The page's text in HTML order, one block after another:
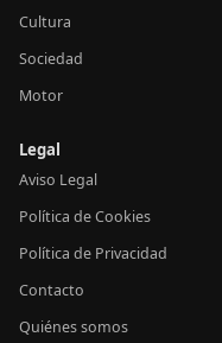
Cultura
Sociedad
Motor
Legal
Aviso Legal
Política de Cookies
Política de Privacidad
Contacto
Quiénes somos